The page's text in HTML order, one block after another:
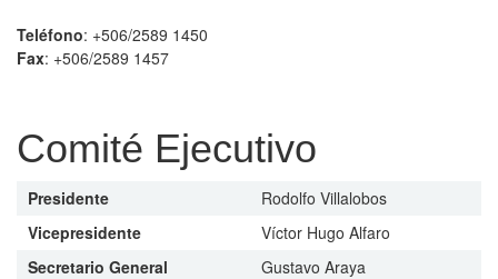
Teléfono: +506/2589 1450
Fax: +506/2589 1457
Comité Ejecutivo
Presidente
Rodolfo Villalobos
Vicepresidente
Víctor Hugo Alfaro
Secretario General
Gustavo Araya